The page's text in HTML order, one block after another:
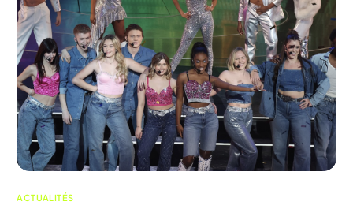
ACTUALITÉS